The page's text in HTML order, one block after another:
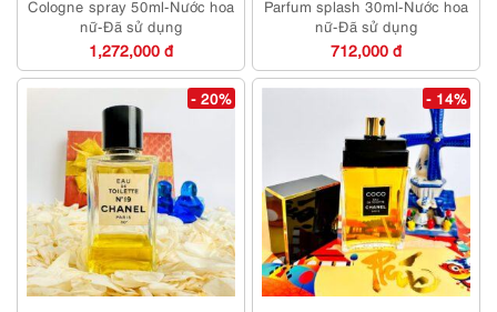
Cologne spray 50ml-Nước hoa
nữ-Đã sử dụng
1,272,000 đ
Parfum splash 30ml-Nước hoa
nữ-Đã sử dụng
712,000 đ
- 20% - 14%